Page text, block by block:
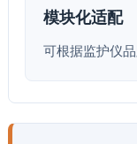
模块化适配
可根据监护仪